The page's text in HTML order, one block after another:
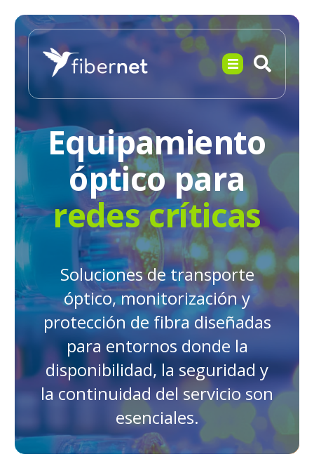
Equipamiento
óptico para
redes críticas
Soluciones de transporte
óptico, monitorización y
protección de fibra diseñadas
para entornos donde la
disponibilidad, la seguridad y
la continuidad del servicio son
esenciales.